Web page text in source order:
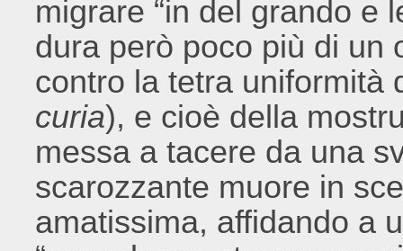
migrare “in del grando e
dura però poco più di un
contro la tetra uniformità
curia), e cioè della
messa a tacere da una
scarozzante muore in
amatissima, affidando a